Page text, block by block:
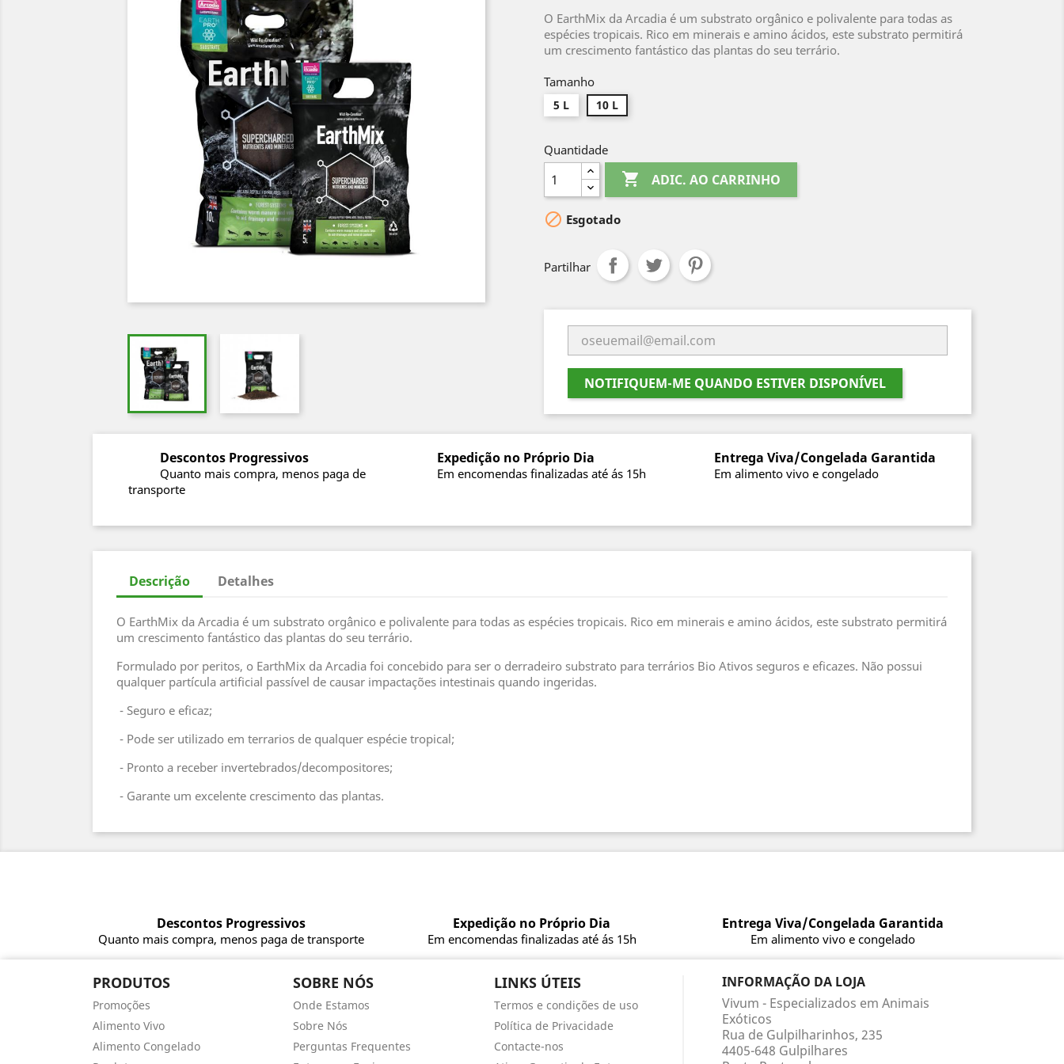
O EarthMix da Arcadia é um substrato orgânico e polivalente para todas as
espécies tropicais. Rico em minerais e amino ácidos, este substrato permitirá
um crescimento fantástico das plantas do seu terrário.
Tamanho
5 L 10 L
Quantidade
 ADIC. AO CARRINHO
 Esgotado
Partilhar
NOTIFIQUEM-ME QUANDO ESTIVER DISPONÍVEL
Descontos Progressivos
Quanto mais compra, menos paga de
transporte
Expedição no Próprio Dia
Em encomendas finalizadas até ás 15h
Entrega Viva/Congelada Garantida
Em alimento vivo e congelado
Descrição Detalhes
O EarthMix da Arcadia é um substrato orgânico e polivalente para todas as espécies tropicais. Rico em minerais e amino ácidos, este substrato permitirá
um crescimento fantástico das plantas do seu terrário.
Formulado por peritos, o EarthMix da Arcadia foi concebido para ser o derradeiro substrato para terrários Bio Ativos seguros e eficazes. Não possui
qualquer partícula artificial passível de causar impactações intestinais quando ingeridas.
- Seguro e eficaz;
- Pode ser utilizado em terrarios de qualquer espécie tropical;
- Pronto a receber invertebrados/decompositores;
- Garante um excelente crescimento das plantas.
Descontos Progressivos
Quanto mais compra, menos paga de transporte
Expedição no Próprio Dia
Em encomendas finalizadas até ás 15h
Entrega Viva/Congelada Garantida
Em alimento vivo e congelado
PRODUTOS
Promoções
Alimento Vivo
Alimento Congelado
SOBRE NÓS
Onde Estamos
Sobre Nós
Perguntas Frequentes
LINKS ÚTEIS
Termos e condições de uso
Política de Privacidade
Contacte-nos
INFORMAÇÃO DA LOJA
Vivum - Especializados em Animais
Exóticos
Rua de Gulpilharinhos, 235
4405-648 Gulpilhares